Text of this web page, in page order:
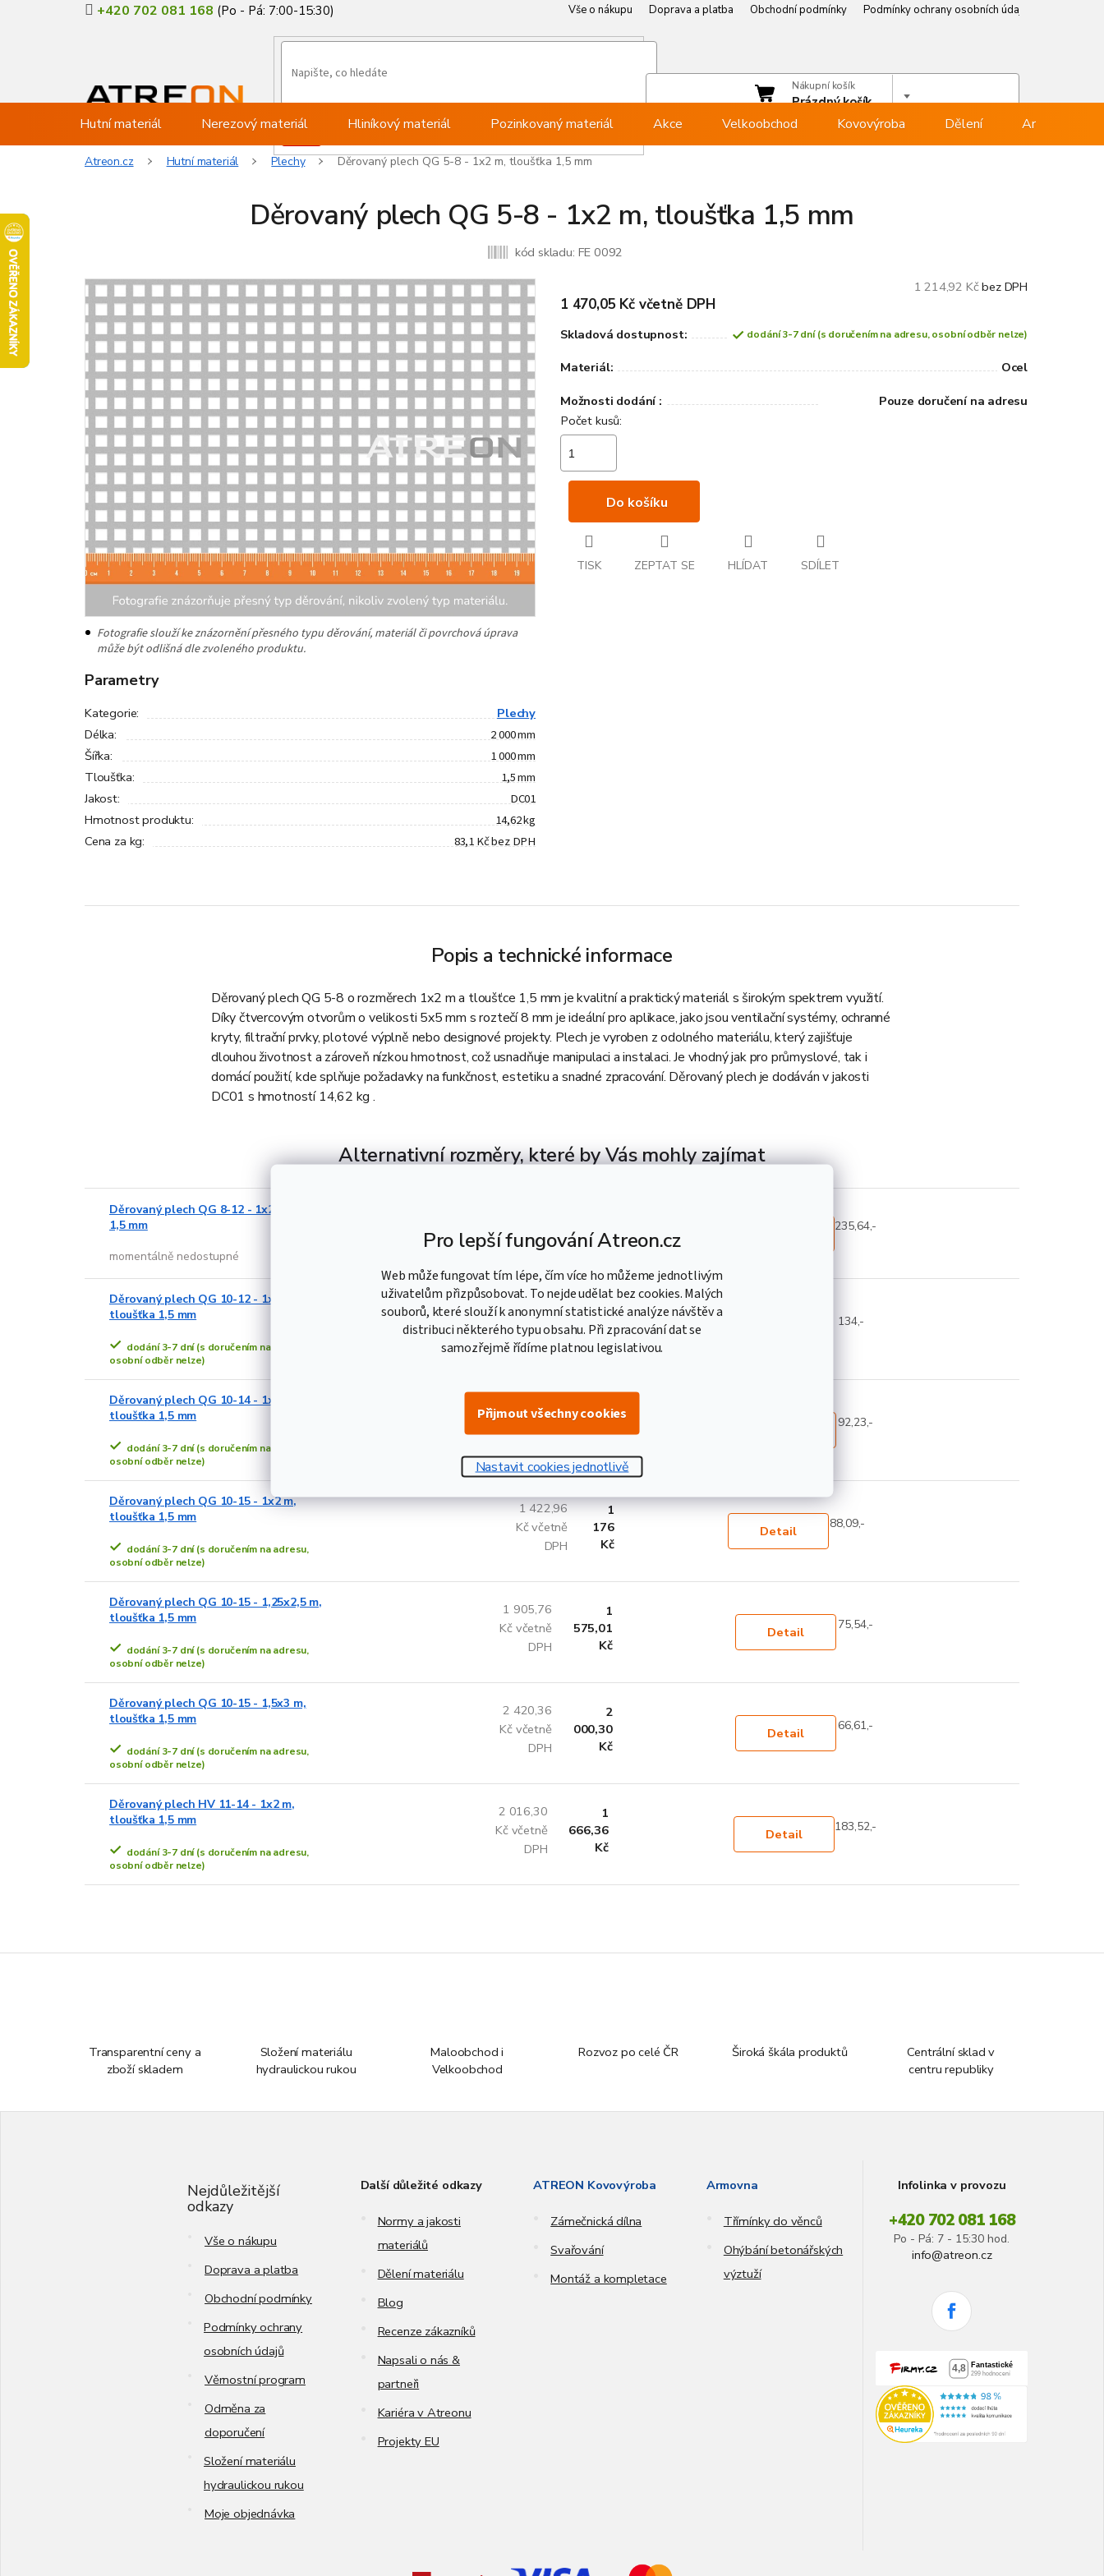
Pro lepší fungování Atreon.cz
Web může fungovat tím lépe, čím více ho můžeme jednotlivým
uživatelům přizpůsobovat. To nejde udělat bez cookies. Malých
souborů, které slouží k anonymní statistické analýze návštěv a
distribuci některého typu obsahu. Při zpracování dat se
samozřejmě řídíme platnou legislativou.
Nastavit cookies jednotlivě
Přijmout všechny cookies
+420 702 081 168 Vše o nákupu Doprava a platba Obchodní podmínky Podmínky ochrany osobních údajů
Přihlásit se
Nákupní košík
Prázdný košík
Hutní materiál Nerezový materiál Hliníkový materiál Pozinkovaný materiál Akce Velkoobchod Kovovýroba Dělení Armovna
Atreon.cz Hutní materiál Plechy Děrovaný plech QG 5-8 - 1x2 m, tloušťka 1,5 mm
Děrovaný plech QG 5-8 - 1x2 m, tloušťka 1,5 mm
kód skladu: FE 0092
1 214,92 Kčbez DPH
1 470,05 Kč včetně DPH
Skladová dostupnost: dodání 3-7 dní (s doručením na adresu, osobní odběr nelze)
Materiál: Ocel
Možnosti dodání : Pouze doručení na adresu
Do košíku
TISK ZEPTAT SE HLÍDAT SDÍLET
Parametry
Kategorie:
Plechy
Délka: 2 000 mm
Šířka: 1 000 mm
Tloušťka: 1,5 mm
Jakost: DC01
Hmotnost produktu: 14,62 kg
Cena za kg: 83,1 Kč bez DPH
Popis a technické informace
Děrovaný plech QG 5-8 o rozměrech 1x2 m a tloušťce 1,5 mm je kvalitní a praktický materiál s širokým spektrem využití.
Díky čtvercovým otvorům o velikosti 5x5 mm s roztečí 8 mm je ideální pro aplikace, jako jsou ventilační systémy, ochranné
kryty, filtrační prvky, plotové výplně nebo designové projekty. Plech je vyroben z odolného materiálu, který zajišťuje
dlouhou životnost a zároveň nízkou hmotnost, což usnadňuje manipulaci a instalaci. Je vhodný jak pro průmyslové, tak i
domácí použití, kde splňuje požadavky na funkčnost, estetiku a snadné zpracování. Děrovaný plech je dodáván v jakosti
DC01 s hmotností 14,62 kg .
Alternativní rozměry, které by Vás mohly zajímat
Děrovaný plech QG 8-12 - 1x2 m, tloušťka
1,5 mm
momentálně nedostupné
Kč včetně
DPH
145,79
Kč
235,64,-
Děrovaný plech QG 10-12 - 1x2 m,
tloušťka 1,5 mm
dodání 3-7 dní (s doručením na adresu,
osobní odběr nelze)
1 191,73
Kč včetně
DPH
984,90
Kč
134,-
Děrovaný plech QG 10-14 - 1x2 m,
tloušťka 1,5 mm
dodání 3-7 dní (s doručením na adresu,
osobní odběr nelze)
1 339,18
1
106,76
92,23,-
Děrovaný plech QG 10-15 - 1x2 m,
tloušťka 1,5 mm
dodání 3-7 dní (s doručením na adresu,
osobní odběr nelze)
1 422,96
Kč včetně
DPH
1
176
Kč
Detail 88,09,-
Děrovaný plech QG 10-15 - 1,25x2,5 m,
tloušťka 1,5 mm
dodání 3-7 dní (s doručením na adresu,
osobní odběr nelze)
1 905,76
Kč včetně
DPH
1
575,01
Kč
Detail 75,54,-
Děrovaný plech QG 10-15 - 1,5x3 m,
tloušťka 1,5 mm
dodání 3-7 dní (s doručením na adresu,
osobní odběr nelze)
2 420,36
Kč včetně
DPH
2
000,30
Kč
Detail 66,61,-
Děrovaný plech HV 11-14 - 1x2 m,
tloušťka 1,5 mm
dodání 3-7 dní (s doručením na adresu,
osobní odběr nelze)
2 016,30
Kč včetně
DPH
1
666,36
Kč
Detail 183,52,-
Transparentní ceny a
zboží skladem
Složení materiálu
hydraulickou rukou
Maloobchod i
Velkoobchod
Rozvoz po celé ČR Široká škála produktů
Centrální sklad v
centru republiky
Nejdůležitější
odkazy
Vše o nákupu
Doprava a platba
Obchodní podmínky
Podmínky ochrany
osobních údajů
Věrnostní program
Odměna za
doporučení
Složení materiálu
hydraulickou rukou
Moje objednávka
Další důležité odkazy
Normy a jakosti
materiálů
Dělení materiálu
Blog
Recenze zákazníků
Napsali o nás &
partneři
Kariéra v Atreonu
Projekty EU
ATREON Kovovýroba
Zámečnická dílna
Svařování
Montáž a kompletace
Armovna
Třímínky do věnců
Ohýbání betonářských
výztuží
Infolinka v provozu
+420 702 081 168
Po - Pá: 7 - 15:30 hod.
info@atreon.cz